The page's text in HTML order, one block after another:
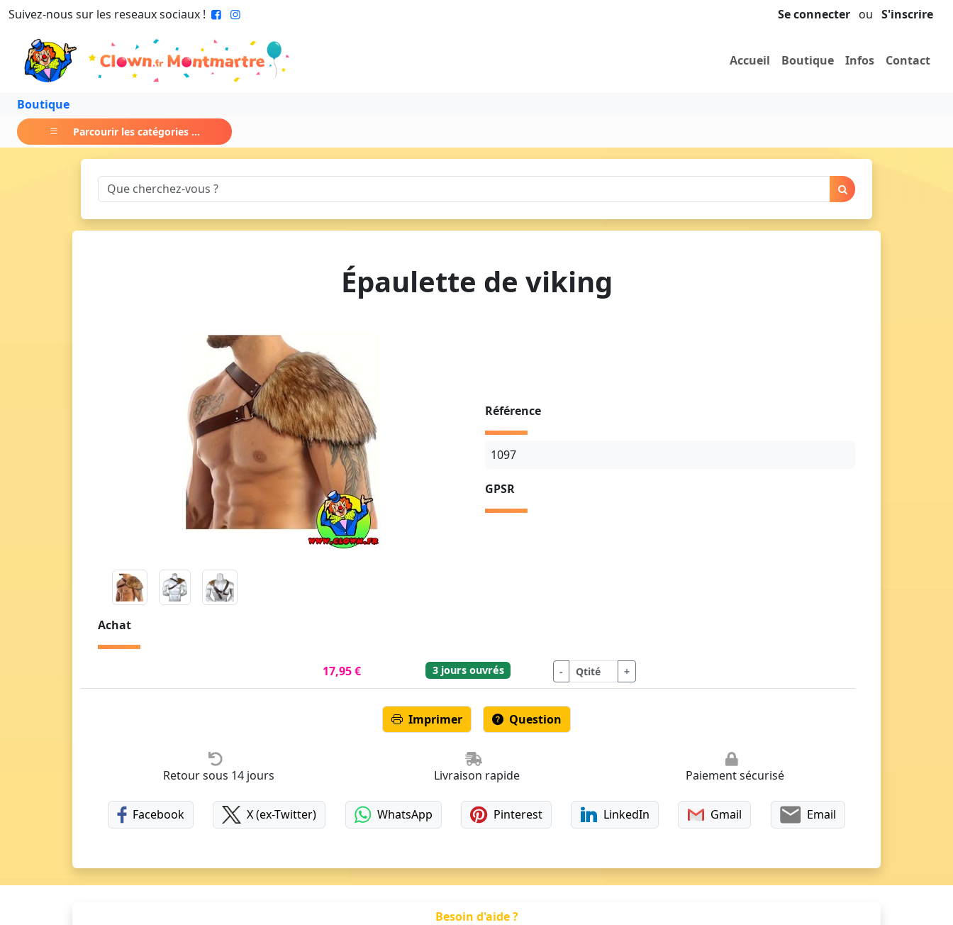
Suivez-nous sur les reseaux sociaux ! Se connecter ou S'inscrire
Accueil Boutique Infos Contact
Boutique
Parcourir les catégories ...
Épaulette de viking
Référence
1097
GPSR
Achat
17,95 € 3 jours ouvrés - +
Imprimer Question
Retour sous 14 jours Livraison rapide Paiement sécurisé
Facebook X (ex-Twitter) WhatsApp Pinterest LinkedIn Gmail Email
Besoin d'aide ?